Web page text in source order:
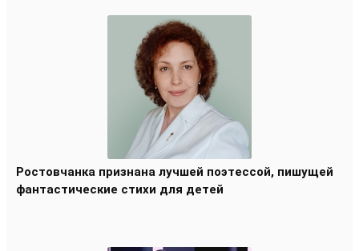
Ростовчанка признана лучшей поэтессой, пишущей
фантастические стихи для детей